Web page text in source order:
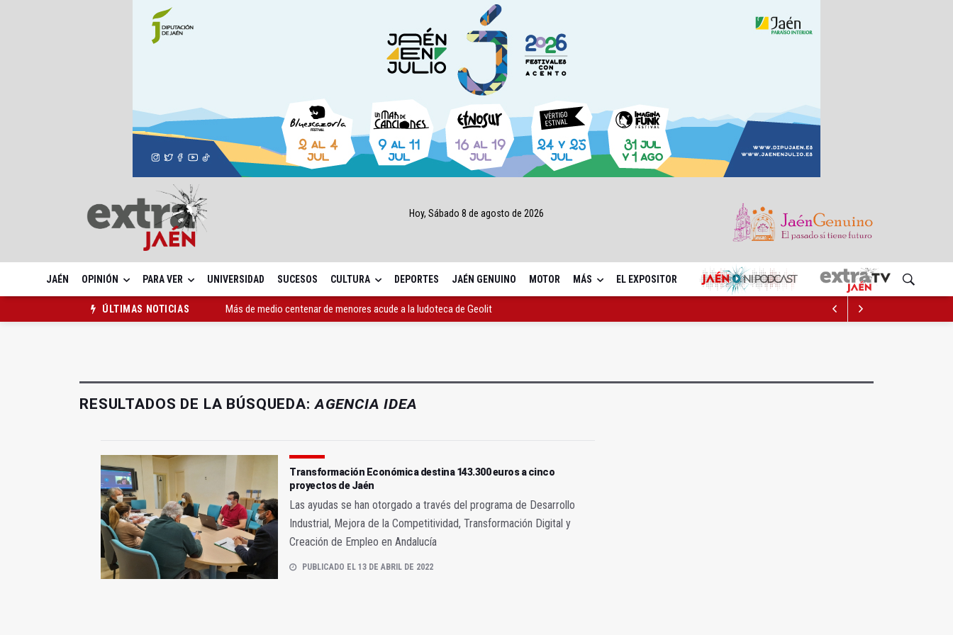
Hoy, Sábado 8 de agosto de 2026
JAÉN OPINIÓN PARA VER UNIVERSIDAD SUCESOS CULTURA DEPORTES JAÉN GENUINO MOTOR MÁS EL EXPOSITOR
ÚLTIMAS NOTICIAS
Más de medio centenar de menores acude a la ludoteca de Geolit
RESULTADOS DE LA BÚSQUEDA:AGENCIA IDEA
Transformación Económica destina 143.300 euros a cinco
proyectos de Jaén
Las ayudas se han otorgado a través del programa de Desarrollo
Industrial, Mejora de la Competitividad, Transformación Digital y
Creación de Empleo en Andalucía
PUBLICADO EL 13 DE ABRIL DE 2022